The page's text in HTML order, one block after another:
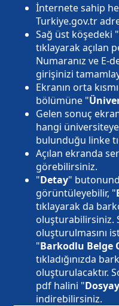
İnternete sahip
Turkiye.gov.tr
Sağ üst köşedeki "
tıklayarak açılan
Numaranız ve E-
girişinizi
Ekranın orta
bölümüne "
Gelen sonuç
hangi
bulunduğu linke
Açılan ekranda
görebilirsiniz.
"Detay"
görüntüleyebilir, "
tıklayarak da
oluşturabilirsiniz.
oluşturulmasını
"Barkodlu Belge
tıkladığınızda
oluşturulacaktır.
pdf halini "
indirebilirsiniz.